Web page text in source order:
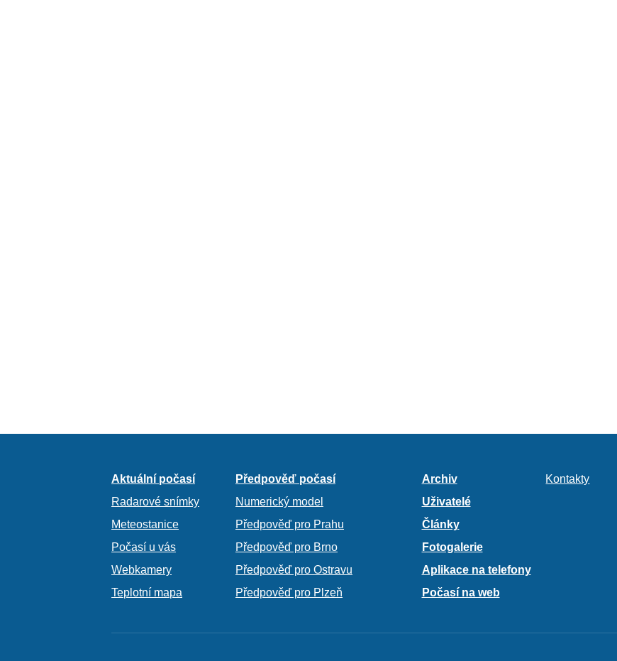
Aktuální počasí
Radarové snímky
Meteostanice
Počasí u vás
Webkamery
Teplotní mapa
Předpověď počasí
Numerický model
Předpověď pro Prahu
Předpověď pro Brno
Předpověď pro Ostravu
Předpověď pro Plzeň
Archiv
Uživatelé
Články
Fotogalerie
Aplikace na telefony
Počasí na web
Kontakty